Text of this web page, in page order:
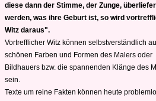
diese dann der Stimme, der Zunge,
werden, was ihre Geburt ist, so wird
Witz daraus".
Vortrefflicher Witz können selbstverständlich
schönen Farben und Formen des Malers oder
Bildhauers bzw. die spannenden Klänge des
sein.
Texte um reine Fakten können heute